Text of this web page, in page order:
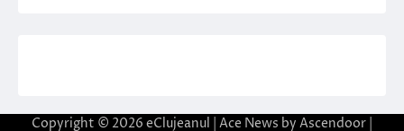
Copyright © 2026 eClujeanul | Ace News by Ascendoor